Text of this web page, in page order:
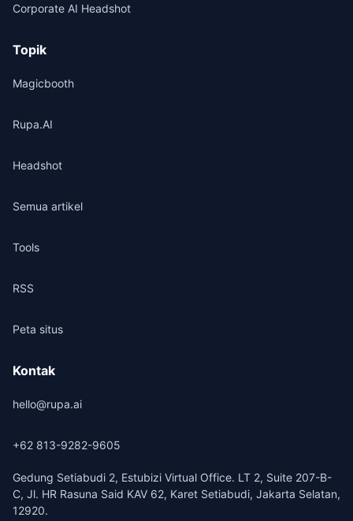
Corporate AI Headshot
Topik
Magicbooth
Rupa.AI
Headshot
Semua artikel
Tools
RSS
Peta situs
Kontak
hello@rupa.ai
+62 813-9282-9605
Gedung Setiabudi 2, Estubizi Virtual Office. LT 2, Suite 207-B-
C, Jl. HR Rasuna Said KAV 62, Karet Setiabudi, Jakarta Selatan,
12920.